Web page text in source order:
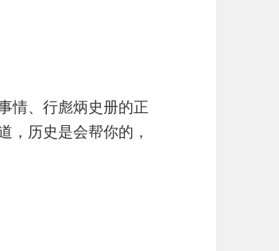
情、行彪炳史册的正
，历史是会帮你的，